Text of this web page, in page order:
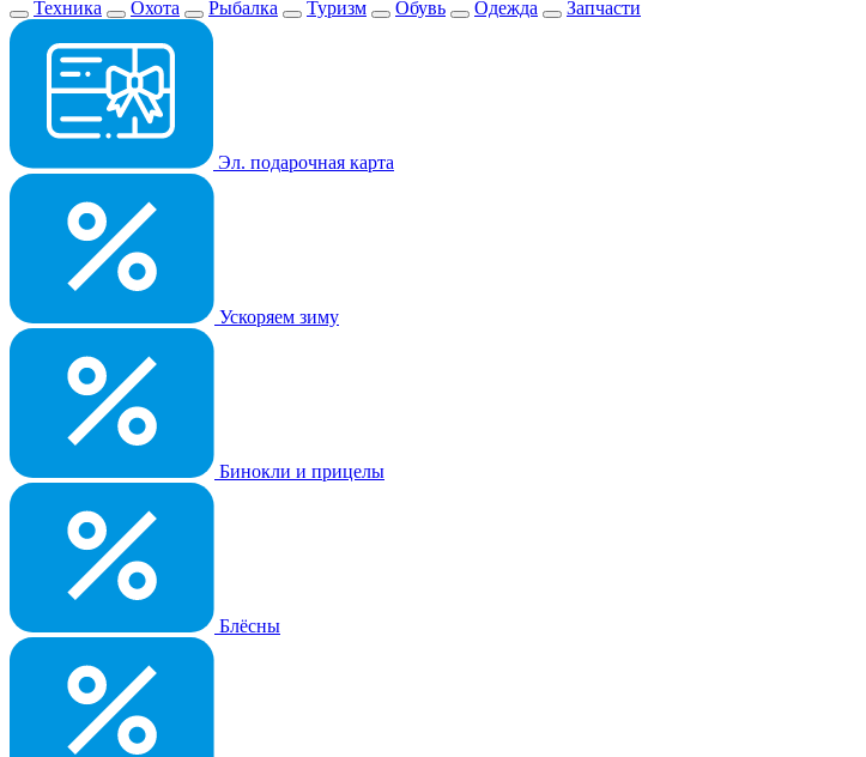
Техника
Охота Рыбалка Туризм Обувь Одежда Запчасти
Эл. подарочная карта
Ускоряем зиму
Бинокли и прицелы
Блёсны